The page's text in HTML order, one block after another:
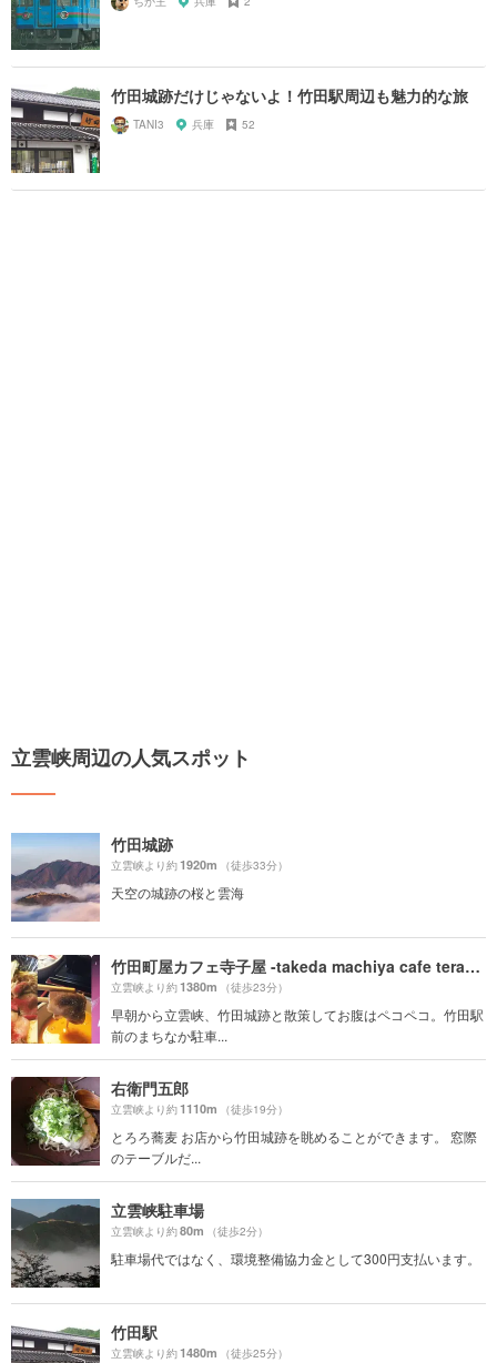
竹田城跡だけじゃないよ！竹田駅周辺も魅力的な旅
TANI3 兵庫 52
立雲峡周辺の人気スポット
竹田城跡
立雲峡より約1920m （徒歩33分）
天空の城跡の桜と雲海
竹田町屋カフェ寺子屋 -takeda machiya cafe terakoya-
立雲峡より約1380m （徒歩23分）
早朝から立雲峡、竹田城跡と散策してお腹はペコペコ。竹田駅
前のまちなか駐車...
右衛門五郎
立雲峡より約1110m （徒歩19分）
とろろ蕎麦 お店から竹田城跡を眺めることができます。 窓際
のテーブルだ...
立雲峡駐車場
立雲峡より約80m （徒歩2分）
駐車場代ではなく、環境整備協力金として300円支払います。
竹田駅
立雲峡より約1480m （徒歩25分）